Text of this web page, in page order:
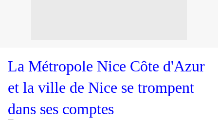
La Métropole Nice Côte d'Azur
et la ville de Nice se trompent
dans ses comptes